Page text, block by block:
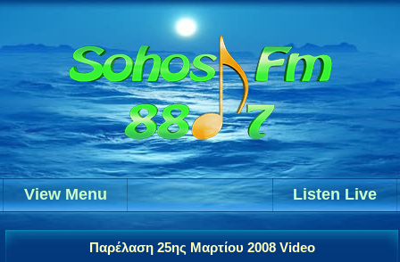
Listen Live
View Menu
Παρέλαση 25ης Μαρτίου 2008 Video